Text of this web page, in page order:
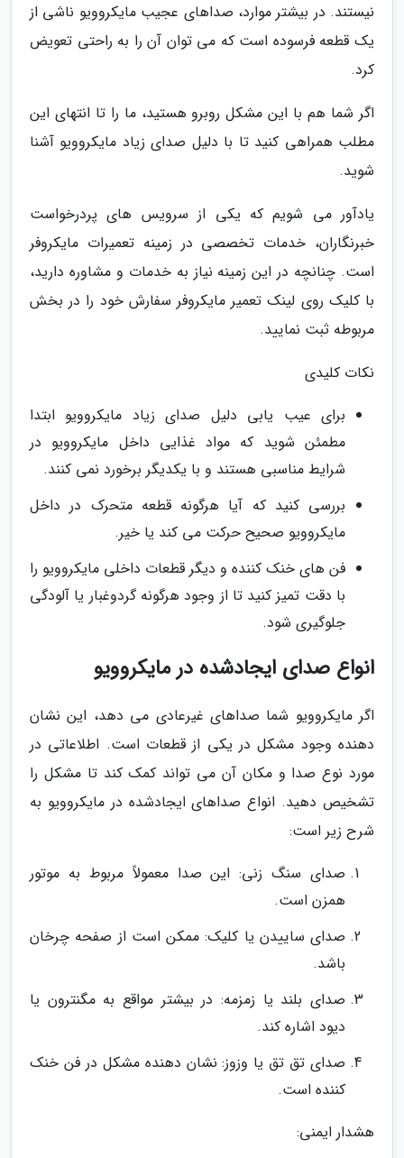
نیستند. در بیشتر موارد، صداهای عجیب مایکروویو ناشی از
یک قطعه فرسوده است که می توان آن را به راحتی تعویض
کرد.
اگر شما هم با این مشکل روبرو هستید، ما را تا انتهای این
مطلب همراهی کنید تا با دلیل صدای زیاد مایکروویو آشنا
شوید.
یادآور می شویم که یکی از سرویس های پردرخواست
خبرنگاران، خدمات تخصصی در زمینه تعمیرات مایکروفر
است. چنانچه در این زمینه نیاز به خدمات و مشاوره دارید،
با کلیک روی لینک تعمیر مایکروفر سفارش خود را در بخش
مربوطه ثبت نمایید.
نکات کلیدی
برای عیب یابی دلیل صدای زیاد مایکروویو ابتدا
مطمئن شوید که مواد غذایی داخل مایکروویو در
شرایط مناسبی هستند و با یکدیگر برخورد نمی کنند.
بررسی کنید که آیا هرگونه قطعه متحرک در داخل
مایکروویو صحیح حرکت می کند یا خیر.
فن های خنک کننده و دیگر قطعات داخلی مایکروویو را
با دقت تمیز کنید تا از وجود هرگونه گردوغبار یا آلودگی
جلوگیری شود.
انواع صدای ایجادشده در مایکروویو
اگر مایکروویو شما صداهای غیرعادی می دهد، این نشان
دهنده وجود مشکل در یکی از قطعات است. اطلاعاتی در
مورد نوع صدا و مکان آن می تواند کمک کند تا مشکل را
تشخیص دهید. انواع صداهای ایجادشده در مایکروویو به
شرح زیر است:
صدای سنگ زنی: این صدا معمولاً مربوط به موتور
همزن است.
صدای ساییدن یا کلیک: ممکن است از صفحه چرخان
باشد.
صدای بلند یا زمزمه: در بیشتر مواقع به مگنترون یا
دیود اشاره کند.
صدای تق تق یا وزوز: نشان دهنده مشکل در فن خنک
کننده است.
هشدار ایمنی: